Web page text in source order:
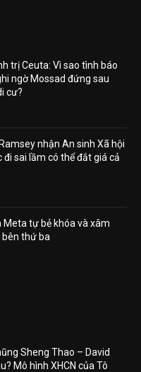
trị Ceuta: Vì sao tình báo
ngờ Mossad đứng sau
cư?
nhận An sinh Xã hội
đi sai lầm có thể đắt giá cả
Meta tự bẻ khóa và xâm
thứ ba
Sheng Thao – David
Mô hình XHCN của Tô